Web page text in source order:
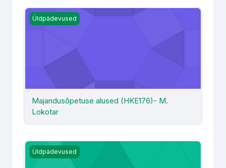
Majandusõpetuse alused (HKE176)- M. Lokotar
Üldpädevused
Majandusõpetuse alused (HKE176)- M.
Lokotar
Personalihaldus ja juhtimispsühholoogia HKE169 KTJ2024
Üldpädevused